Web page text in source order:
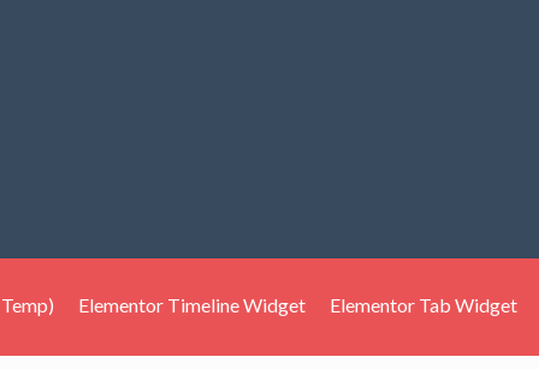
Elementor Timeline Widget Elementor Tab Widget